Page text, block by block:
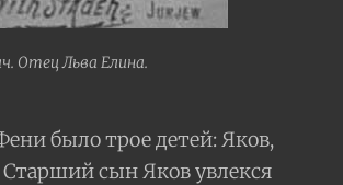
Отец Льва Елина.
было трое детей: Яков,
сын Яков увлекся